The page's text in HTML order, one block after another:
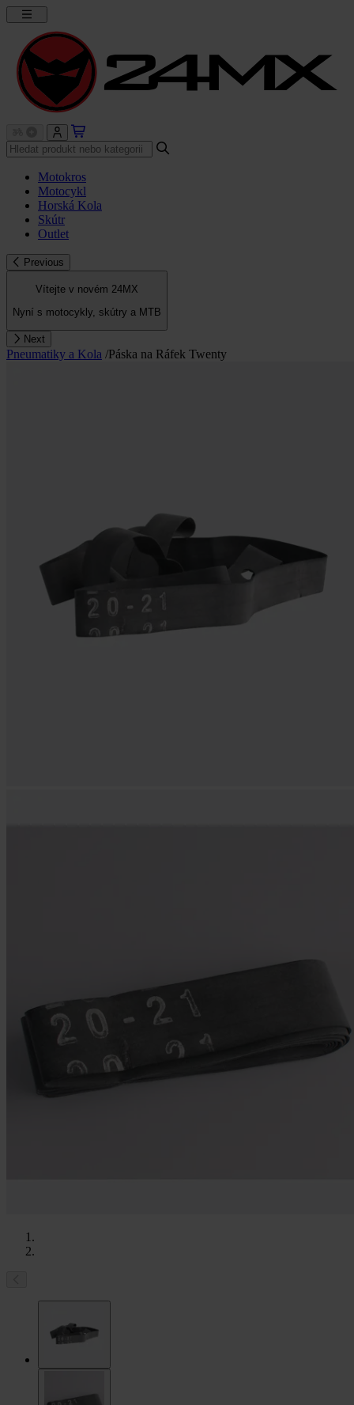
Motokros
Motocykl
Horská Kola
Skútr
Outlet
Previous
Vítejte v novém 24MX
Nyní s motocykly, skútry a MTB
Next
Pneumatiky a Kola /Páska na Ráfek Twenty